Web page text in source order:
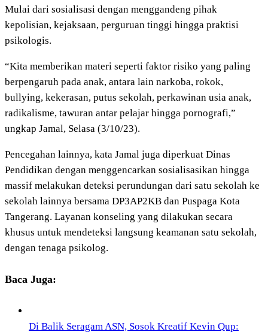
Mulai dari sosialisasi dengan menggandeng pihak
kepolisian, kejaksaan, perguruan tinggi hingga praktisi
psikologis.
“Kita memberikan materi seperti faktor risiko yang paling
berpengaruh pada anak, antara lain narkoba, rokok,
bullying, kekerasan, putus sekolah, perkawinan usia anak,
radikalisme, tawuran antar pelajar hingga pornografi,”
ungkap Jamal, Selasa (3/10/23).
Pencegahan lainnya, kata Jamal juga diperkuat Dinas
Pendidikan dengan menggencarkan sosialisasikan hingga
massif melakukan deteksi perundungan dari satu sekolah ke
sekolah lainnya bersama DP3AP2KB dan Puspaga Kota
Tangerang. Layanan konseling yang dilakukan secara
khusus untuk mendeteksi langsung keamanan satu sekolah,
dengan tenaga psikolog.
Baca Juga:
Di Balik Seragam ASN, Sosok Kreatif Kevin Qup: